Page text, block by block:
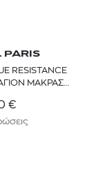
PARIS
RESISTANCE
ΜΑΚΡΑΣ
€